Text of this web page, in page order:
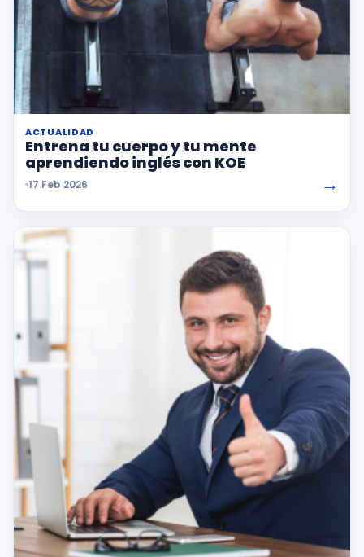
ACTUALIDAD
Entrena tu cuerpo y tu mente
aprendiendo inglés con KOE
17 Feb 2026 →